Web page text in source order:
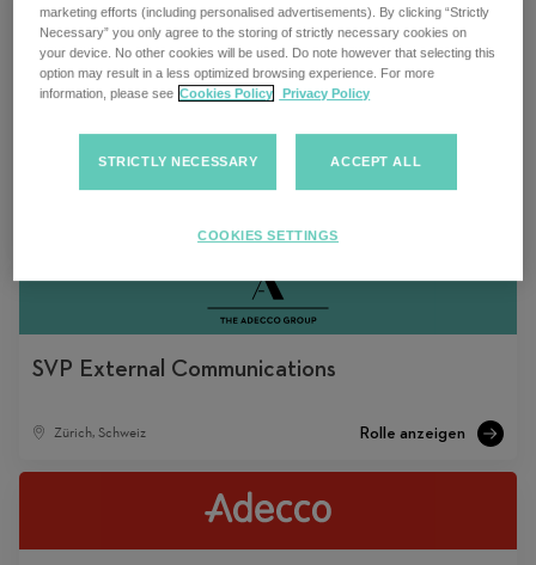
Coordinateur Administratif, Data &
SVP External Communications
Zürich, Schweiz
marketing efforts (including personalised advertisements). By clicking “Strictly
Necessary” you only agree to the storing of strictly necessary cookies on
your device. No other cookies will be used. Do note however that selecting this
option may result in a less optimized browsing experience. For more
information, please see Cookies Policy Privacy Policy
STRICTLY NECESSARY ACCEPT ALL
COOKIES SETTINGS